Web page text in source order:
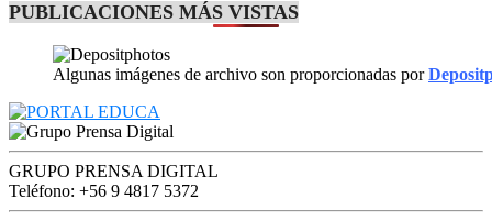
PUBLICACIONES MÁS VISTAS
Algunas imágenes de archivo son proporcionadas por
GRUPO PRENSA DIGITAL
Teléfono: +56 9 4817 5372